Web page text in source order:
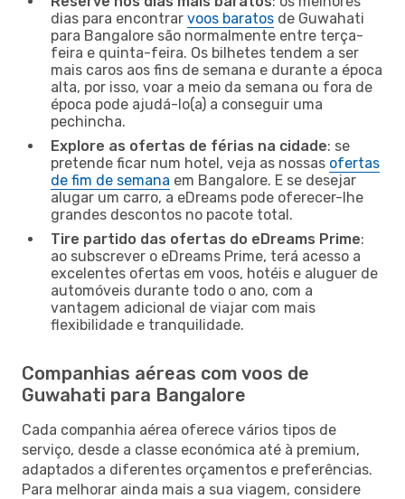
dias para encontrar voos baratos de Guwahati
para Bangalore são normalmente entre terça-
feira e quinta-feira. Os bilhetes tendem a ser
mais caros aos fins de semana e durante a época
alta, por isso, voar a meio da semana ou fora de
época pode ajudá-lo(a) a conseguir uma
pechincha.
Explore as ofertas de férias na cidade: se
pretende ficar num hotel, veja as nossas ofertas
de fim de semana em Bangalore. E se desejar
alugar um carro, a eDreams pode oferecer-lhe
grandes descontos no pacote total.
Tire partido das ofertas do eDreams Prime:
ao subscrever o eDreams Prime, terá acesso a
excelentes ofertas em voos, hotéis e aluguer de
automóveis durante todo o ano, com a
vantagem adicional de viajar com mais
flexibilidade e tranquilidade.
Companhias aéreas com voos de
Guwahati para Bangalore
Cada companhia aérea oferece vários tipos de
serviço, desde a classe económica até à premium,
adaptados a diferentes orçamentos e preferências.
Para melhorar ainda mais a sua viagem, considere